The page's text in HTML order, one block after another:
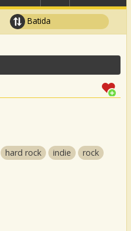
Batida
hard rock indie
rock